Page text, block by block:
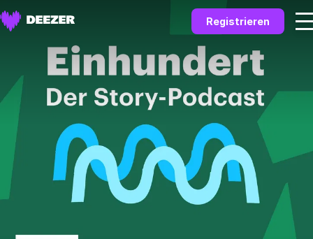
Registrieren